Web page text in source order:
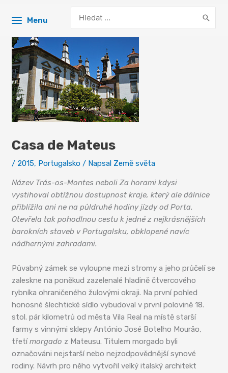
Menu
for:
Casa de Mateus
/ 2015, Portugalsko / Napsal Země světa
Název Trás-os-Montes neboli Za horami kdysi
vystihoval obtížnou dostupnost kraje, který ale dálnice
přiblížila ani ne na půldruhé hodiny jízdy od Porta.
Otevřela tak pohodlnou cestu k jedné z nejkrásnějších
barokních staveb v Portugalsku, obklopené navíc
nádhernými zahradami.
Půvabný zámek se vyloupne mezi stromy a jeho průčelí se
zaleskne na poněkud zazelenalé hladině čtvercového
rybníka ohraničeného žulovými okraji. Na první pohled
honosné šlechtické sídlo vybudoval v první polovině 18.
stol. pár kilometrů od města Vila Real na místě starší
farmy s vinnými sklepy António José Botelho Mourão,
třetímorgado z Mateusu. Titulem morgado byli
označováni nejstarší nebo nejzodpovědnější synové
rodiny. Návrh pro něho vytvořil velký italský architekt